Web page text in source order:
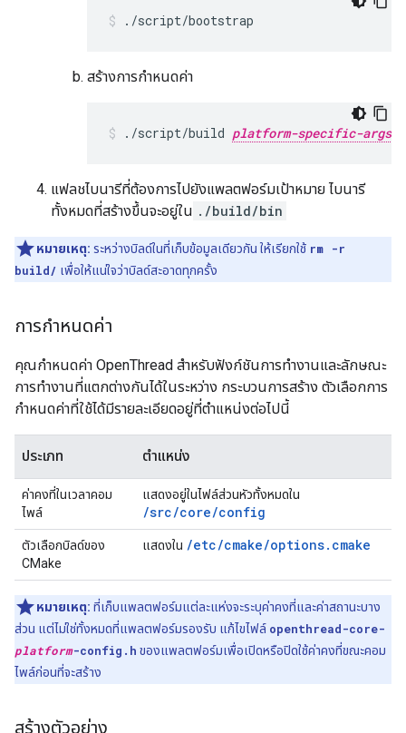
./script/bootstrap
สร้างการกำหนดค่า
./script/build platform-specific-args
แฟลชไบนารีที่ต้องการไปยังแพลตฟอร์มเป้าหมาย ไบนารี
ทั้งหมดที่สร้างขึ้นจะอยู่ใน ./build/bin
หมายเหตุ: ระหว่างบิลด์ในที่เก็บข้อมูลเดียวกัน ให้เรียกใช้ rm -r
build/ เพื่อให้แน่ใจว่าบิลด์สะอาดทุกครั้ง
การกำหนดค่า
คุณกำหนดค่า OpenThread สำหรับฟังก์ชันการทำงานและลักษณะ
การทำงานที่แตกต่างกันได้ในระหว่าง กระบวนการสร้าง ตัวเลือกการ
กำหนดค่าที่ใช้ได้มีรายละเอียดอยู่ที่ตำแหน่งต่อไปนี้
ประเภท ตำแหน่ง
ค่าคงที่ในเวลาคอม
ไพล์
แสดงอยู่ในไฟล์ส่วนหัวทั้งหมดใน
/src/core/config
ตัวเลือกบิลด์ของ
CMake
แสดงใน /etc/cmake/options.cmake
หมายเหตุ: ที่เก็บแพลตฟอร์มแต่ละแห่งจะระบุค่าคงที่และค่าสถานะบาง
ส่วน แต่ไม่ใช่ทั้งหมดที่แพลตฟอร์มรองรับ แก้ไขไฟล์ openthread-core-
platform-config.h ของแพลตฟอร์มเพื่อเปิดหรือปิดใช้ค่าคงที่ขณะคอม
ไพล์ก่อนที่จะสร้าง
สร้างตัวอย่าง